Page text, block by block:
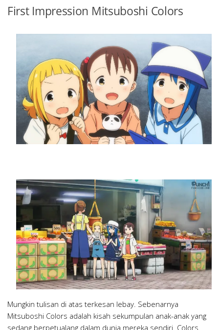
First Impression Mitsuboshi Colors
Mungkin tulisan di atas terkesan lebay. Sebenarnya
Mitsuboshi Colors adalah kisah sekumpulan anak-anak yang
sedang berpetualang dalam dunia mereka sendiri. Colors